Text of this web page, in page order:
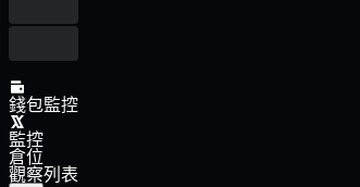
錢包監控
監控
倉位
觀察列表